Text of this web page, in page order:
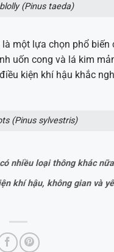
(Pinus taeda)
một lựa chọn phổ biến
uốn cong và lá kim
kiện khí hậu khắc
(Pinus sylvestris)
nhiều loại thông khác
khí hậu, không gian và